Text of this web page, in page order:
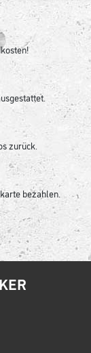
zurück.
bezahlen.